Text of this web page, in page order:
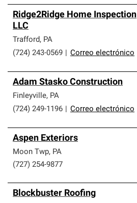
Ridge2Ridge Home Inspection
LLC
Trafford, PA
(724) 243-0569
Correo electrónico
Adam Stasko Construction
Finleyville, PA
(724) 249-1196
Correo electrónico
Aspen Exteriors
Moon Twp, PA
(727) 254-9877
Blockbuster Roofing